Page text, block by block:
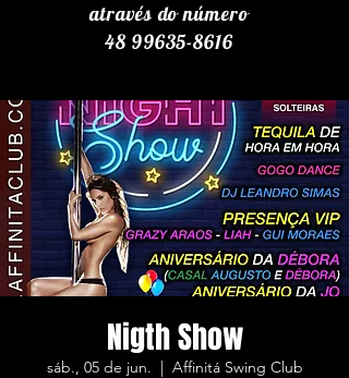
atravésdo número
48 99635-8616
Nigth Show
sáb., 05 de jun.
  |
Affinitá Swing Club